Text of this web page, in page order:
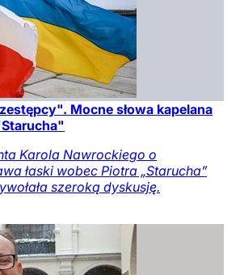
Mocne słowa kapelana
Karola Nawrockiego o
łaski wobec Piotra „Starucha”
szeroką dyskusję.